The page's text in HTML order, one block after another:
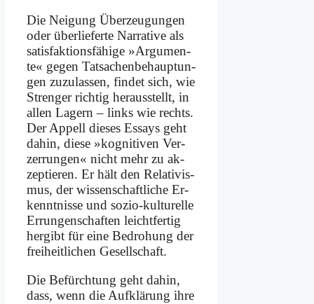
Die Nei­gung Über­zeu­gun­gen
oder über­lie­fer­te Nar­ra­ti­ve als
sa­tis­fak­ti­ons­fä­hi­ge »Ar­gu­men­
te« ge­gen Tat­sa­chen­be­haup­tun­
gen zu­zu­las­sen, fin­det sich, wie
Stren­ger rich­tig her­aus­stellt, in
al­len La­gern – links wie rechts.
Der Ap­pell die­ses Es­says geht
da­hin, die­se »ko­gni­ti­ven Ver­
zer­run­gen« nicht mehr zu ak­
zep­tie­ren. Er hält den Re­la­ti­vis­
mus, der wis­sen­schaft­li­che Er­
kennt­nis­se und so­zio-kul­tu­rel­le
Er­run­gen­schaf­ten leicht­fer­tig
her­gibt für ei­ne Be­dro­hung der
frei­heit­li­chen Ge­sell­schaft.
Die Be­fürch­tung geht da­hin,
dass, wenn die Auf­klä­rung ih­re